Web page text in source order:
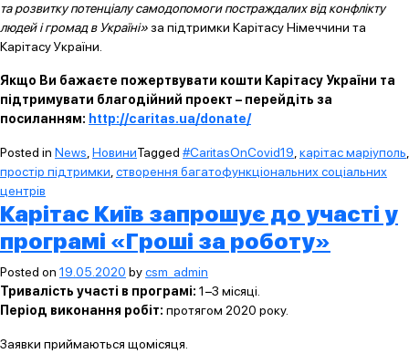
та розвитку потенціалу самодопомоги постраждалих від конфлікту
людей і громад в Україні»за підтримки Карітасу Німеччини та
Карітасу України.
Якщо Ви бажаєте пожертвувати кошти Карітасу України та
підтримувати благодійний проект – перейдіть за
посиланням: http://caritas.ua/donate/
Posted in News,НовиниTagged #CaritasOnCovid19,карітас маріуполь,
простір підтримки,створення багатофункціональних соціальних
центрів
Карітас Київ запрошує до участі у
програмі «Гроші за роботу»
Posted on 19.05.2020 bycsm_admin
Тривалість участі в програмі: 1−3 місяці.
Період виконання робіт: протягом 2020 року.
Заявки приймаються щомісяця.